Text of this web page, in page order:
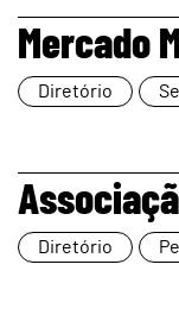
page
Mercado
Diretório
page
Diretório